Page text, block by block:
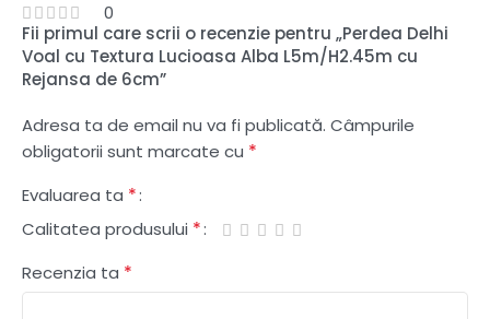
0
Fii primul care scrii o recenzie pentru „Perdea Delhi
Voal cu Textura Lucioasa Alba L5m/H2.45m cu
Rejansa de 6cm”
Adresa ta de email nu va fi publicată. Câmpurile
obligatorii sunt marcate cu *
Evaluarea ta *
Calitatea produsului *
Recenzia ta *